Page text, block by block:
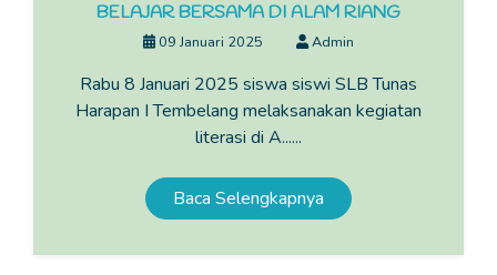
BELAJAR BERSAMA DI ALAM RIANG
09 Januari 2025 Admin
Rabu 8 Januari 2025 siswa siswi SLB Tunas
Harapan I Tembelang melaksanakan kegiatan
literasi di A......
Baca Selengkapnya